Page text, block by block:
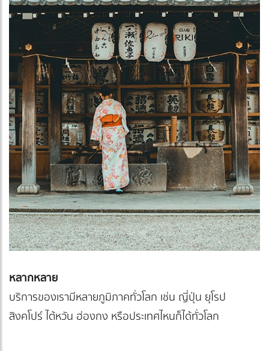
หลากหลาย
บริการของเรามีหลายภูมิภาคทั่วโลก เช่น ญี่ปุ่น ยุโรป
สิงคโปร์ ไต้หวัน ฮ่องกง หรือประเทศไหนก็ได้ทั่วโลก